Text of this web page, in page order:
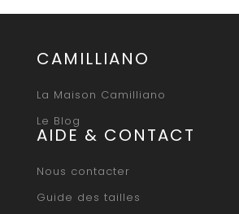
CAMILLIANO
La Maison Camilliano
Le Blog
AIDE & CONTACT
Nous contacter
Guide des tailles